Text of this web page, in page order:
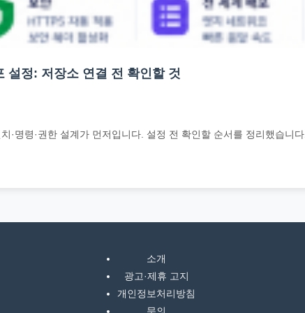
정: 저장소 연결 전 확인할 것
·명령·권한 설계가 먼저입니다. 설정 전 확인할 순서를 정리했습니다.
소개
광고·제휴 고지
개인정보처리방침